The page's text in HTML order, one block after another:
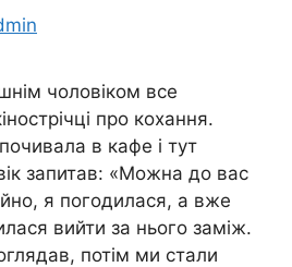
чоловіком все
про кохання.
в кафе і тут
запитав: «Можна до вас
я погодилася, а вже
вийти за нього заміж.
потім ми стали